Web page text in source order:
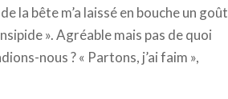
la bête m’a laissé en bouche un goût
». Agréable mais pas de quoi
nous ? « Partons, j’ai faim »,